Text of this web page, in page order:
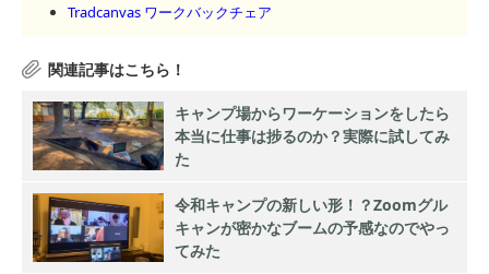
Tradcanvas ワークバックチェア
キャンプ場からワーケーションをしたら
本当に仕事は捗るのか？実際に試してみ
た
令和キャンプの新しい形！？Zoomグル
キャンが密かなブームの予感なのでやっ
てみた